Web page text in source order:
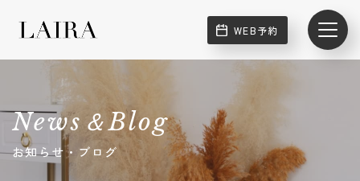
WEB予約
News＆Blog
お知らせ・ブログ